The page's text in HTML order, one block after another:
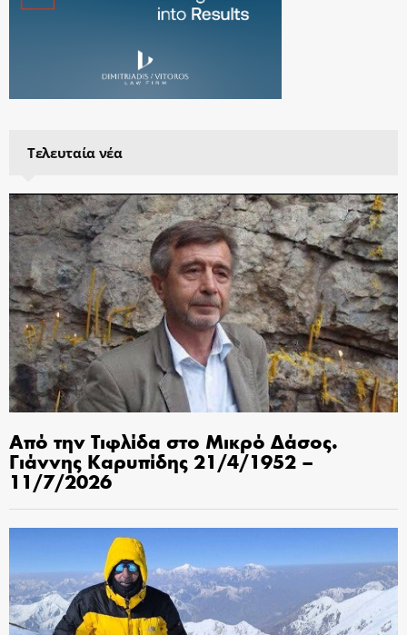
Τελευταία νέα
Από την Τιφλίδα στο Μικρό Δάσος.
Γιάννης Καρυπίδης 21/4/1952 –
11/7/2026